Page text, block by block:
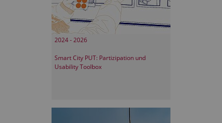
2024 - 2026
Smart City PUT: Partizipation und
Usability Toolbox